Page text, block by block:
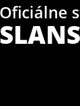
Oficiálne